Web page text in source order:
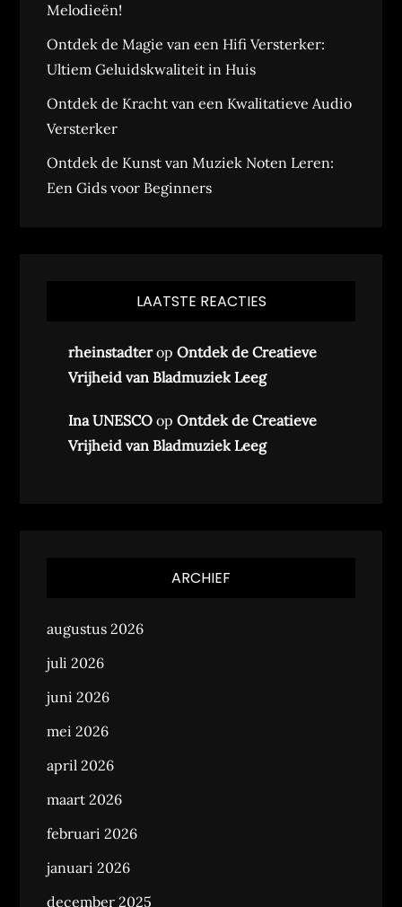
Melodieën!
Ontdek de Magie van een Hifi Versterker:
Ultiem Geluidskwaliteit in Huis
Ontdek de Kracht van een Kwalitatieve Audio
Versterker
Ontdek de Kunst van Muziek Noten Leren:
Een Gids voor Beginners
LAATSTE REACTIES
rheinstadteropOntdek de Creatieve
Vrijheid van Bladmuziek Leeg
Ina UNESCO opOntdek de Creatieve
Vrijheid van Bladmuziek Leeg
ARCHIEF
augustus 2026
juli 2026
juni 2026
mei 2026
april 2026
maart 2026
februari 2026
januari 2026
december 2025